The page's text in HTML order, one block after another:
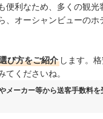
利なため、多くの観光
、オーシャンビューのホ
び方をご紹介 します。
くださいね。
メーカー等から送客手数料を